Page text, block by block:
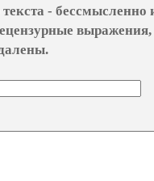
- бессмысленно